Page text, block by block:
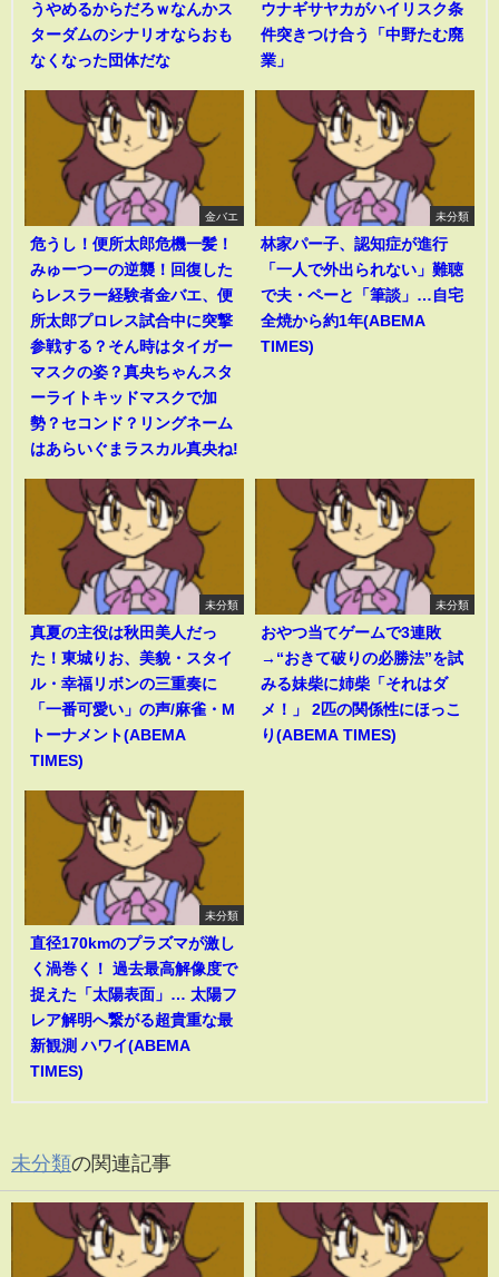
うやめるからだろｗなんかス
ターダムのシナリオならおも
なくなった団体だな
ウナギサヤカがハイリスク条
件突きつけ合う「中野たむ廃
業」
金バエ
危うし！便所太郎危機一髪！
みゅーつーの逆襲！回復した
らレスラー経験者金バエ、便
所太郎プロレス試合中に突撃
参戦する？そん時はタイガー
マスクの姿？真央ちゃんスタ
ーライトキッドマスクで加
勢？セコンド？リングネーム
はあらいぐまラスカル真央ね!
未分類
林家パー子、認知症が進行
「一人で外出られない」難聴
で夫・ペーと「筆談」…自宅
全焼から約1年(ABEMA
TIMES)
未分類
真夏の主役は秋田美人だっ
た！東城りお、美貌・スタイ
ル・幸福リボンの三重奏に
「一番可愛い」の声/麻雀・M
トーナメント(ABEMA
TIMES)
未分類
おやつ当てゲームで3連敗
→“おきて破りの必勝法”を試
みる妹柴に姉柴「それはダ
メ！」 2匹の関係性にほっこ
り(ABEMA TIMES)
未分類
直径170kmのプラズマが激し
く渦巻く！ 過去最高解像度で
捉えた「太陽表面」… 太陽フ
レア解明へ繋がる超貴重な最
新観測 ハワイ(ABEMA
TIMES)
未分類の関連記事